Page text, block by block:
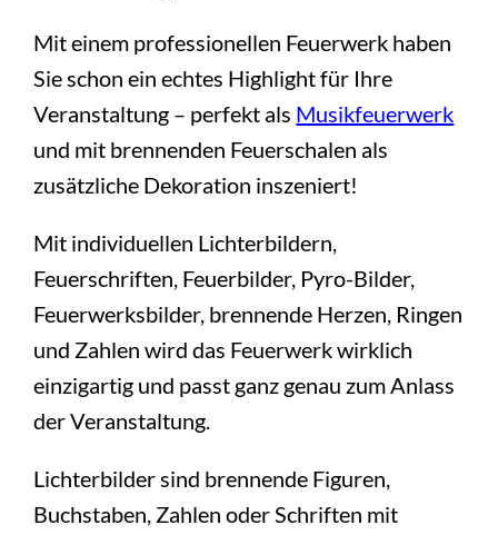
Mit einem professionellen Feuerwerk haben
Sie schon ein echtes Highlight für Ihre
Veranstaltung – perfekt als Musikfeuerwerk
und mit brennenden Feuerschalen als
zusätzliche Dekoration inszeniert!
Mit individuellen Lichterbildern,
Feuerschriften, Feuerbilder, Pyro-Bilder,
Feuerwerksbilder, brennende Herzen, Ringen
und Zahlen wird das Feuerwerk wirklich
einzigartig und passt ganz genau zum Anlass
der Veranstaltung.
Lichterbilder sind brennende Figuren,
Buchstaben, Zahlen oder Schriften mit